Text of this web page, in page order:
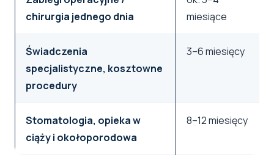
chirurgia jednego dnia
miesiące
Świadczenia
specjalistyczne, kosztowne
procedury
3–6 miesięcy
Stomatologia, opieka w
ciąży i okołoporodowa
8–12 miesięcy